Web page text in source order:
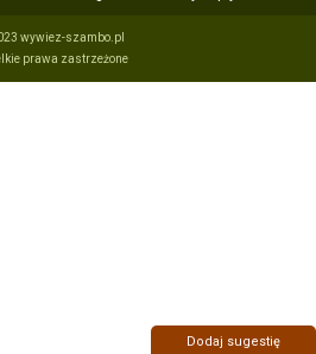
wywiez-szambo.pl
prawa zastrzeżone
Dodaj sugestię